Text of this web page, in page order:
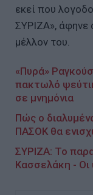
εκεί που
ΣΥΡΙΖΑ», άφηνε
μέλλον του.
«Πυρά»
πακτωλό
σε μνημόνια
Πώς ο
ΠΑΣΟΚ θα
ΣΥΡΙΖΑ: Το
Κασσελάκη -